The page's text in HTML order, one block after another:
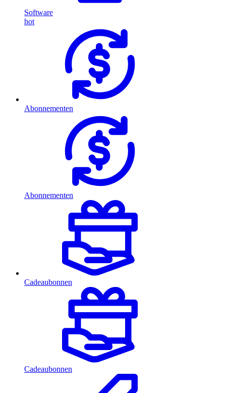
Software
hot
Abonnementen
Abonnementen
Cadeaubonnen
Cadeaubonnen